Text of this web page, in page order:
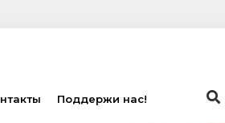
Поддержи нас!